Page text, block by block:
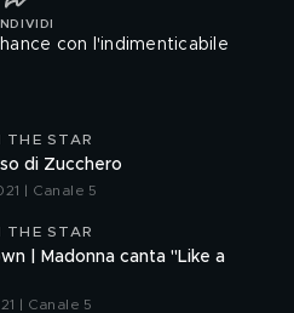
con l'indimenticabile
THE STAR
di Zucchero
| Canale 5
THE STAR
| Madonna canta "Like a
| Canale 5